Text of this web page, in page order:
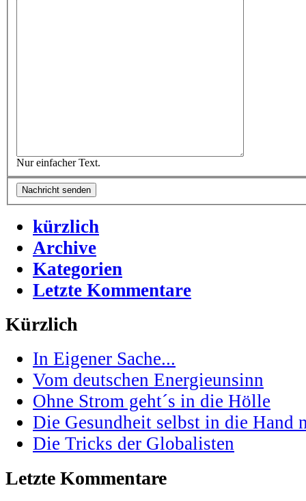
Nur einfacher Text.
kürzlich
Archive
Kategorien
Letzte Kommentare
Kürzlich
In Eigener Sache...
Vom deutschen Energieunsinn
Ohne Strom geht´s in die Hölle
Die Gesundheit selbst in die Hand
Die Tricks der Globalisten
Letzte Kommentare